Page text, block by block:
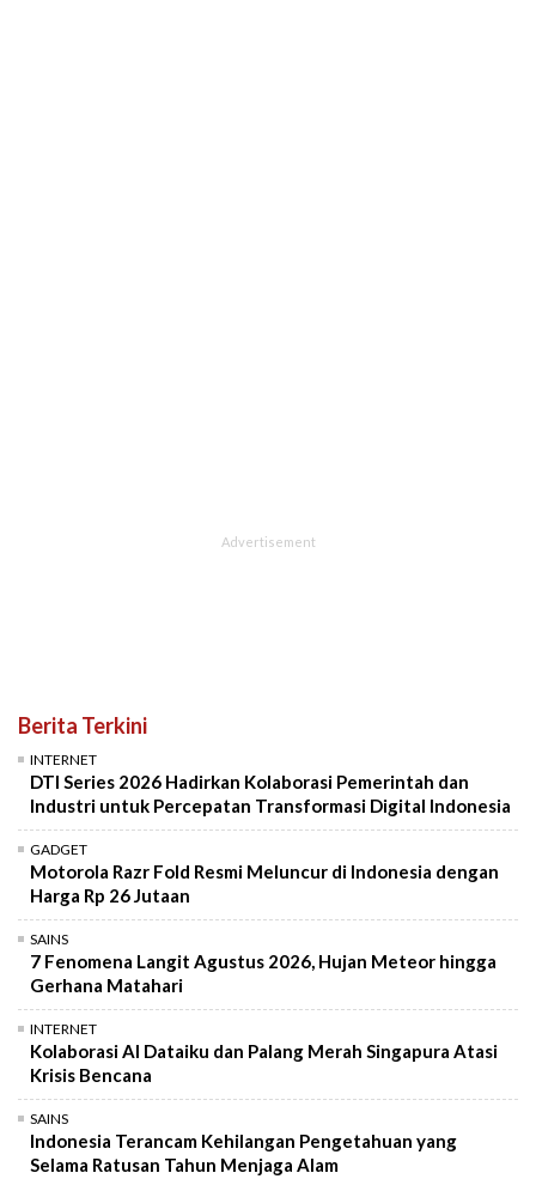
Berita Terkini
INTERNET
DTI Series 2026 Hadirkan Kolaborasi Pemerintah dan
Industri untuk Percepatan Transformasi Digital Indonesia
GADGET
Motorola Razr Fold Resmi Meluncur di Indonesia dengan
Harga Rp 26 Jutaan
SAINS
7 Fenomena Langit Agustus 2026, Hujan Meteor hingga
Gerhana Matahari
INTERNET
Kolaborasi AI Dataiku dan Palang Merah Singapura Atasi
Krisis Bencana
SAINS
Indonesia Terancam Kehilangan Pengetahuan yang
Selama Ratusan Tahun Menjaga Alam